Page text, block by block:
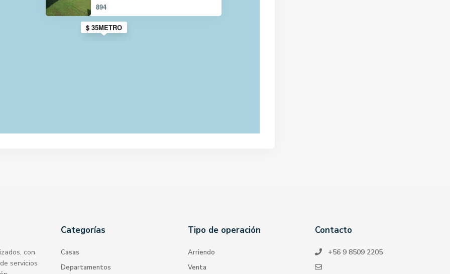
$ 35METRO
894
con
servicios
Categorías
Casas
Departamentos
Tipo de operación
Arriendo
Venta
Contacto
+56 9 8509 2205